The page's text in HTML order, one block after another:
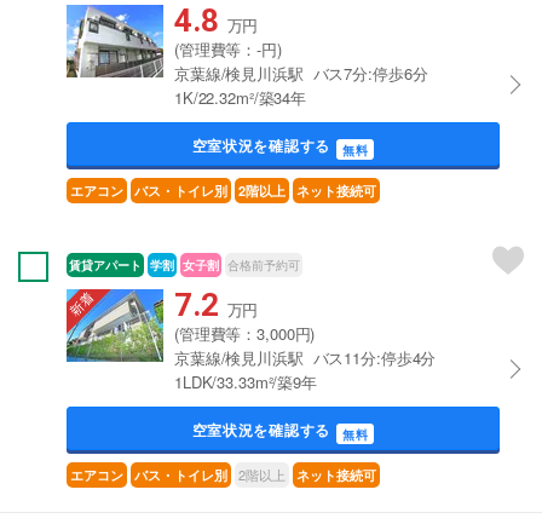
4.8 万円
(管理費等：-円)
京葉線/検見川浜駅 バス7分:停歩6分
1K/22.32m²/築34年
空室状況を確認する 無料
エアコン バス・トイレ別 2階以上 ネット接続可
賃貸アパート 学割 女子割 合格前予約可
7.2 万円
(管理費等：3,000円)
京葉線/検見川浜駅 バス11分:停歩4分
1LDK/33.33m²/築9年
空室状況を確認する 無料
エアコン バス・トイレ別 2階以上 ネット接続可